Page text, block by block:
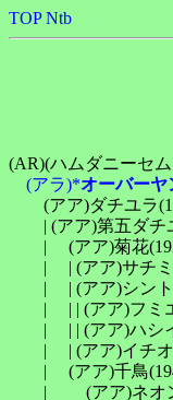
TOP Ntb
(AR)(ハムダニーセ
(アラ)*オーバーヤ
(アア)ダチユラ
| (アア)第五ダチ
| 　(アア)菊花
| 　| (アア)サ
| 　| (アア)シント
| 　| | (アア)
| 　| | (アア)
| 　| (アア)イ
| 　(アア)千鳥
| 　　(アア)ネオ